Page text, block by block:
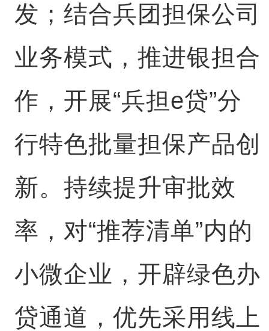
发；结合兵团担保公司
业务模式，推进银担合
作，开展“兵担e贷”分
行特色批量担保产品创
新。持续提升审批效
率，对“推荐清单”内的
小微企业，开辟绿色办
贷通道，优先采用线上